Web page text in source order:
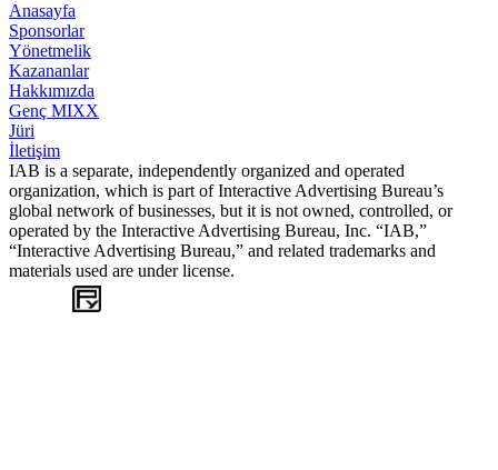
Anasayfa
Sponsorlar
Yönetmelik
Kazananlar
Hakkımızda
Genç MIXX
Jüri
İletişim
IAB is a separate, independently organized and operated
organization, which is part of Interactive Advertising Bureau’s
global network of businesses, but it is not owned, controlled, or
operated by the Interactive Advertising Bureau, Inc. “IAB,”
“Interactive Advertising Bureau,” and related trademarks and
materials used are under license.